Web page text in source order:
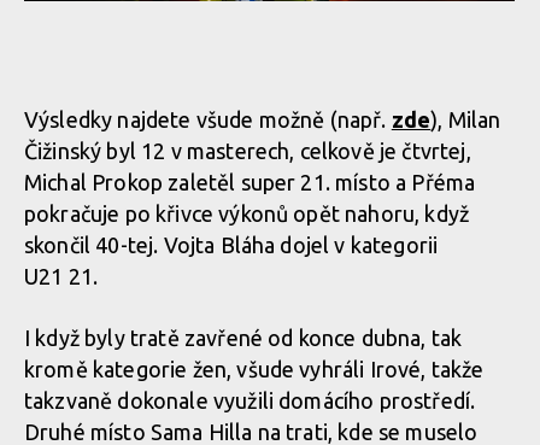
Výsledky najdete všude možně (např. zde), Milan
Čižinský byl 12 v masterech, celkově je čtvrtej,
Michal Prokop zaletěl super 21. místo a Přéma
pokračuje po křivce výkonů opět nahoru, když
skončil 40-tej. Vojta Bláha dojel v kategorii
U21 21.
I když byly tratě zavřené od konce dubna, tak
kromě kategorie žen, všude vyhráli Irové, takže
takzvaně dokonale využili domácího prostředí.
Druhé místo Sama Hilla na trati, kde se muselo